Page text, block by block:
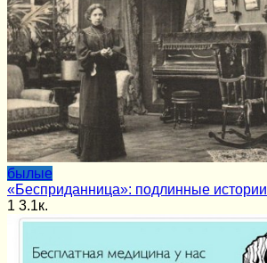
былые
«Бесприданница»: подлинные истории
1 3.1к.